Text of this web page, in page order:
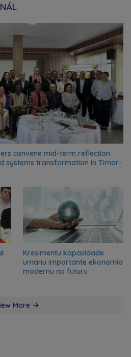
convene mid-term reflection
systems transformation in Timor-
Kresimentu kapasidade
umanu importante ekonomia
modernu no futuru
More